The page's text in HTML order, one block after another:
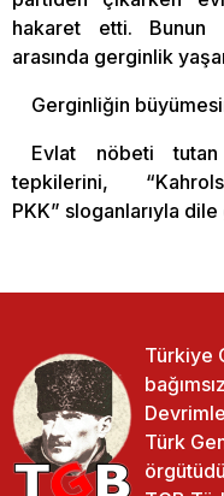
hakaret etti. Bunun
arasında gerginlik
Gerginliğin
Evlat nöbeti
tepkilerini,
PKK” sloganlarıyla
Türkiye
Türk